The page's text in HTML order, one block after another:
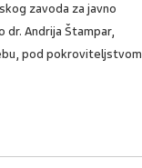
zavoda za javno
Andrija Štampar,
pod pokroviteljstvom